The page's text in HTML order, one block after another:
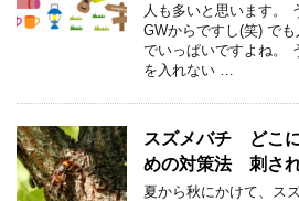
人も多いと思います。
GWからですし(笑) で
でいっぱいですよね。
を入れない …
スズメバチ どこ
めの対策法 刺さ
夏から秋にかけて、ス